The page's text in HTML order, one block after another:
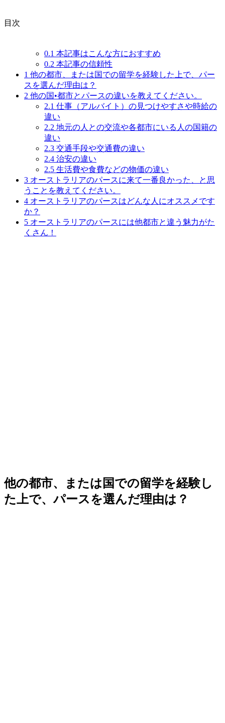
目次
0.1 本記事はこんな方におすすめ
0.2 本記事の信頼性
1 他の都市、または国での留学を経験した上で、パー
スを選んだ理由は？
2 他の国•都市とパースの違いを教えてください。
2.1 仕事（アルバイト）の見つけやすさや時給の
違い
2.2 地元の人との交流や各都市にいる人の国籍の
違い
2.3 交通手段や交通費の違い
2.4 治安の違い
2.5 生活費や食費などの物価の違い
3 オーストラリアのパースに来て一番良かった、と思
うことを教えてください。
4 オーストラリアのパースはどんな人にオススメです
か？
5 オーストラリアのパースには他都市と違う魅力がた
くさん！
他の都市、または国での留学を経験し
た上で、パースを選んだ理由は？